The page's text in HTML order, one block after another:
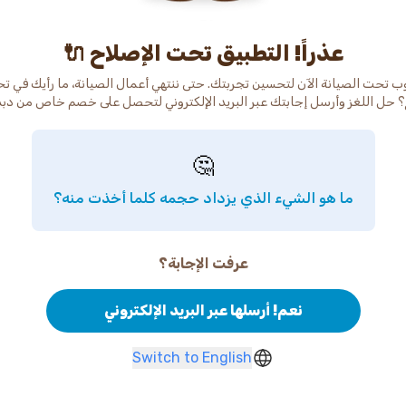
عذراً! التطبيق تحت الإصلاح 🔌
تحت الصيانة الآن لتحسين تجربتك. حتى ننتهي أعمال الصيانة، ما رأيك في
حل اللغز وأرسل إجابتك عبر البريد الإلكتروني لتحصل على خصم خاص من
🤔
ما هو الشيء الذي يزداد حجمه كلما أخذت منه؟
عرفت الإجابة؟
نعم! أرسلها عبر البريد الإلكتروني
Switch to English